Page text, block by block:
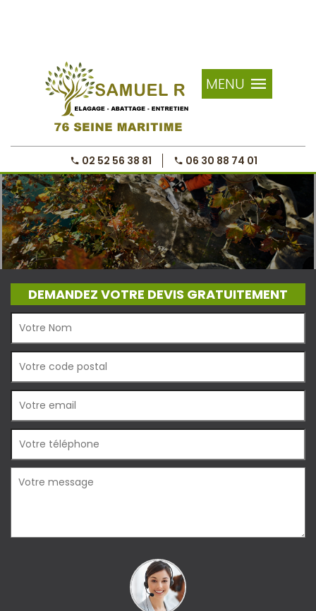
MENU
02 52 56 38 81 06 30 88 74 01
DEMANDEZ VOTRE DEVIS GRATUITEMENT